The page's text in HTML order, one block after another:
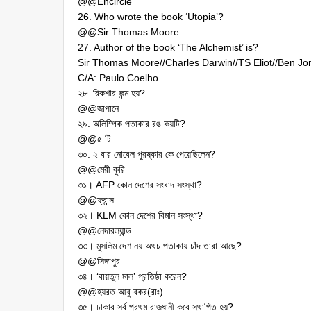
26. Who wrote the book ‘Utopia’?
@@Sir Thomas Moore
27. Author of the book ‘The Alchemist’ is?
Sir Thomas Moore//Charles Darwin//TS Eliot//Ben
C/A: Paulo Coelho
২৮. রিকশার জন্ম হয়?
@@জাপানে
২৯. অলিম্পিক পতাকার রঙ কয়টি?
@@৫ টি
৩০. ২ বার নোবেল পুরষ্কার কে পেয়েছিলেন?
@@মেরী কুরি
৩১। AFP কোন দেশের সংবাদ সংস্থা?
@@ফ্রান্স
৩২। KLM কোন দেশের বিমান সংস্থা?
@@নেদারল্যান্ড
৩৩। মুসলিম দেশ নয় অথচ পতাকায় চাঁদ তারা আছে?
@@সিঙ্গাপুর
৩৪। ‘বায়তুল মাল’ প্রতিষ্ঠা করেন?
@@হযরত আবু বকর(রাঃ)
৩৫। ঢাকার সর্ব প্রথম রাজধানী কবে স্থাপিত হয়?